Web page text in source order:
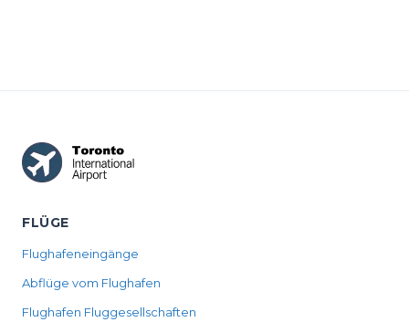
FLÜGE
Flughafeneingänge
Abflüge vom Flughafen
Flughafen Fluggesellschaften